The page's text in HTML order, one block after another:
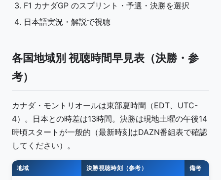
F1 カナダGP のスプリント・予選・決勝を選択
日本語実況・解説で視聴
各国地域別 視聴時間早見表（決勝・参
考）
カナダ・モントリオールは東部夏時間（EDT、UTC-
4）。日本との時差は13時間。決勝は現地土曜の午後14
時頃スタートが一般的（最新時刻はDAZN番組表で確認
してください）。
地域 決勝視聴時刻（参考） 備考